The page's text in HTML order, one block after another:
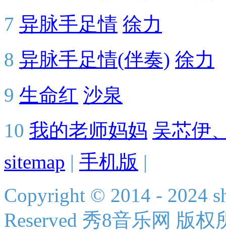
7 异脉手足情 徐力
8 异脉手足情(伴奏) 徐力
9 生命红 沙泉
10 我的老师妈妈 吴芯伊
sitemap | 手机版 |
Copyright © 2014 - 2024
Reserved 秀8音乐网 版权